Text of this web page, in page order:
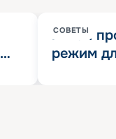
СОВЕТЫ
Китай
режим